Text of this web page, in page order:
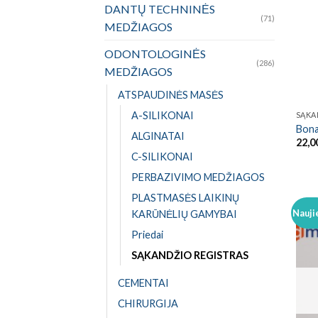
DANTŲ TECHNINĖS
MEDŽIAGOS
(71)
ODONTOLOGINĖS
MEDŽIAGOS
(286)
ATSPAUDINĖS MASĖS
A-SILIKONAI
ALGINATAI
C-SILIKONAI
PERBAZIVIMO MEDŽIAGOS
PLASTMASĖS LAIKINŲ
KARŪNĖLIŲ GAMYBAI
Priedai
SĄKANDŽIO REGISTRAS
CEMENTAI
CHIRURGIJA